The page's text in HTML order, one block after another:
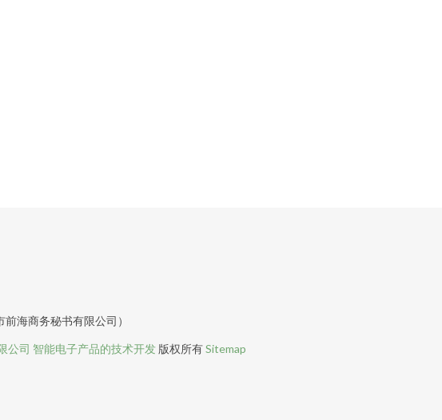
海商务秘书有限公司）
公司 智能电子产品的技术开发版权所有Sitemap